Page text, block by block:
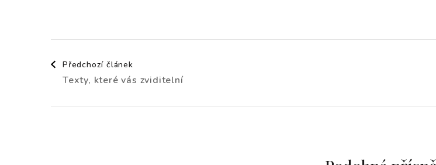
Navigace
příspěvku
Předchozí článek
Texty, které vás zviditelní